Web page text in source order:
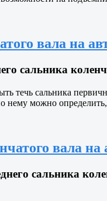
вала на
сальника
течь сальника
нему можно
вала
сальника